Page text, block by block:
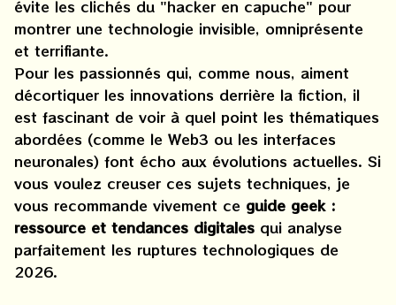
évite les clichés du "hacker en capuche" pour
montrer une technologie invisible, omniprésente
et terrifiante.
Pour les passionnés qui, comme nous, aiment
décortiquer les innovations derrière la fiction, il
est fascinant de voir à quel point les thématiques
abordées (comme le Web3 ou les interfaces
neuronales) font écho aux évolutions actuelles. Si
vous voulez creuser ces sujets techniques, je
vous recommande vivement ce guide geek :
ressource et tendances digitales qui analyse
parfaitement les ruptures technologiques de
2026.